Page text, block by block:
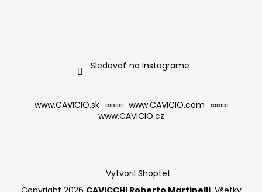
Sledovať na Instagrame
www.CAVICIO.sk ∞∞∞ www.CAVICIO.com ∞∞∞
www.CAVICIO.cz
Vytvoril Shoptet